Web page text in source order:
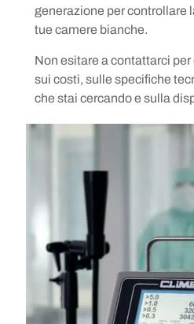
generazione per controllare
tue camere bianche.
Non esitare a contattarci
sui costi, sulle specifiche
che stai cercando e sulla